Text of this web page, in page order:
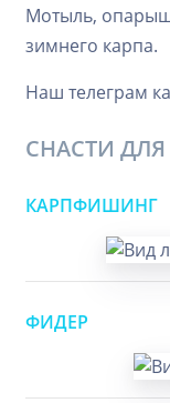
Мотыль,
зимнего карпа.
Наш телеграм
СНАСТИ
КАРПФИШИНГ
ФИДЕР